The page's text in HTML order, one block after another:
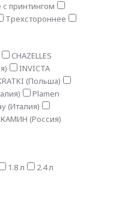
принтингом
Трехстороннее
CHAZELLES
INVICTA
(Польша)
Plamen
(Италия)
(Россия)
1.8 л
2.4 л